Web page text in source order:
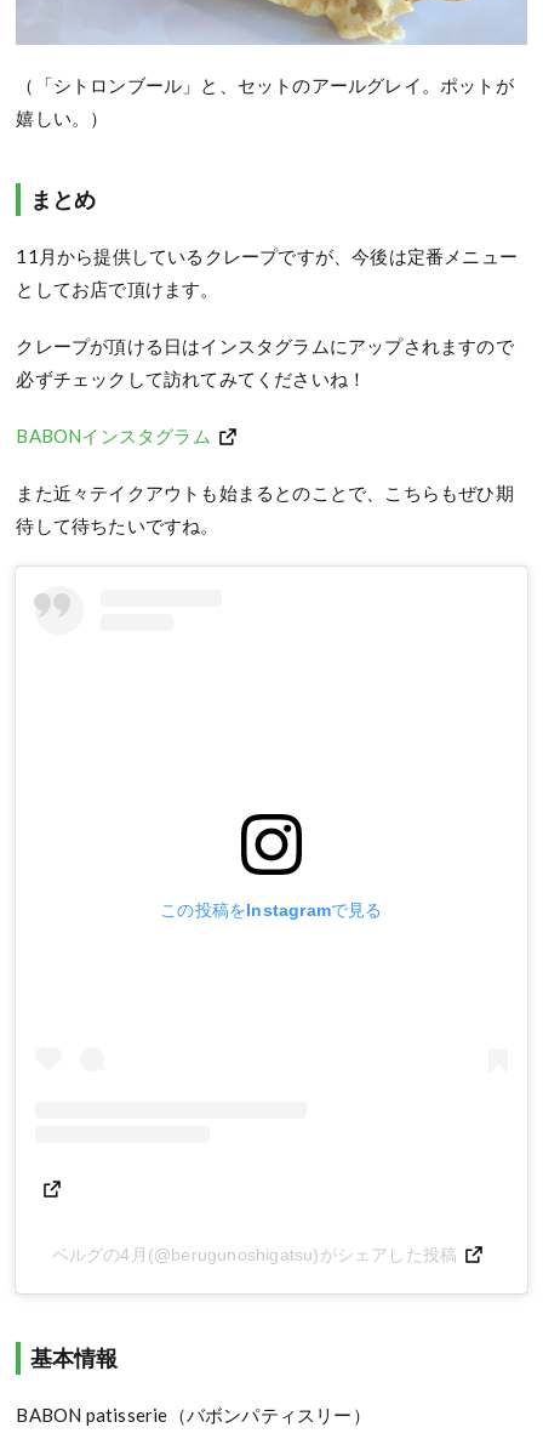
（「シトロンブール」と、セットのアールグレイ。ポットが
嬉しい。）
まとめ
11月から提供しているクレープですが、今後は定番メニュー
としてお店で頂けます。
クレープが頂ける日はインスタグラムにアップされますので
必ずチェックして訪れてみてくださいね！
BABONインスタグラム
また近々テイクアウトも始まるとのことで、こちらもぜひ期
待して待ちたいですね。
この投稿をInstagramで見る
ベルグの4月(@berugunoshigatsu)がシェアした投稿
基本情報
BABON patisserie（バボンパティスリー）